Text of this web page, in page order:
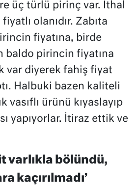
üç türlü pirinç var. İthal
olanıdır. Zabıta
fiyatına, birde
baldo pirincin fiyatına
var diyerek fahiş fiyat
Halbuki bazen kaliteli
vasıflı ürünü kıyaslayıp
yapıyorlar. İtiraz ettik ve
varlıkla bölündü,
kaçırılmadı’